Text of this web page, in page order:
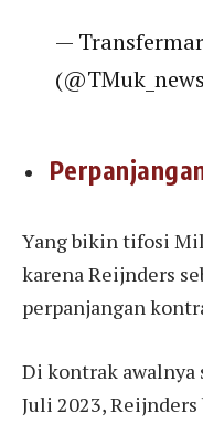
—
Yang bikin tifosi
karena Reijnders
perpanjangan
Di kontrak awalnya
Juli 2023,